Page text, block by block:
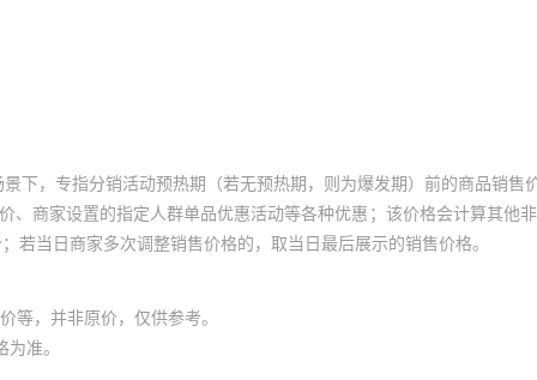
下，专指分销活动预热期（若无预热期，则为爆发期）前的商品销售
商家设置的指定人群单品优惠活动等各种优惠；该价格会计算其他
当日商家多次调整销售价格的，取当日最后展示的销售价格。
等，并非原价，仅供参考。
准。